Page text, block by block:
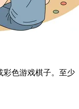
色游戏棋子。至少